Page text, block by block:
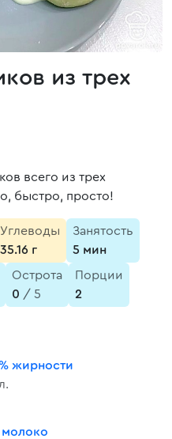
из трех
всего из трех
быстро, просто!
Углеводы
35.16 г
Занятость
5 мин
Острота
0 / 5
Порции
2
жирности